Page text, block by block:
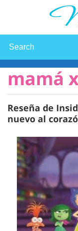
mamá
Reseña de
nuevo al